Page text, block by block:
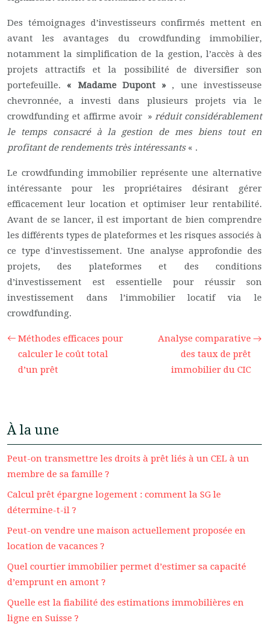
Des témoignages d’investisseurs confirmés mettent en
avant les avantages du crowdfunding immobilier,
notamment la simplification de la gestion, l’accès à des
projets attractifs et la possibilité de diversifier son
portefeuille. « Madame Dupont » , une investisseuse
chevronnée, a investi dans plusieurs projets via le
crowdfunding et affirme avoir »réduit considérablement
le temps consacré à la gestion de mes biens tout en
profitant de rendements très intéressants « .
Le crowdfunding immobilier représente une alternative
intéressante pour les propriétaires désirant gérer
efficacement leur location et optimiser leur rentabilité.
Avant de se lancer, il est important de bien comprendre
les différents types de plateformes et les risques associés à
ce type d’investissement. Une analyse approfondie des
projets, des plateformes et des conditions
d’investissement est essentielle pour réussir son
investissement dans l’immobilier locatif via le
crowdfunding.
Méthodes efficaces pour
calculer le coût total
d’un prêt
Analyse comparative
des taux de prêt
immobilier du CIC
À la une
Peut-on transmettre les droits à prêt liés à un CEL à un
membre de sa famille ?
Calcul prêt épargne logement : comment la SG le
détermine-t-il ?
Peut-on vendre une maison actuellement proposée en
location de vacances ?
Quel courtier immobilier permet d’estimer sa capacité
d’emprunt en amont ?
Quelle est la fiabilité des estimations immobilières en
ligne en Suisse ?